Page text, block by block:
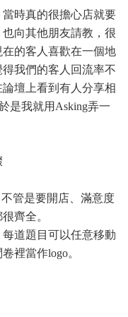
時真的很擔心店就要
向其他朋友請教，很
的客人喜歡在一個地
我們的客人回流率不
壇上看到有人分享相
是我就用Asking弄一
管是要開店、滿意度
齊全。
道題目可以任意移動
裡當作logo。